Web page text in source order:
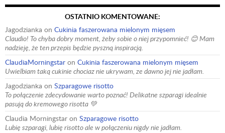
OSTATNIO KOMENTOWANE:
Jagodzianka on Cukinia faszerowana mielonym mięsem
Claudio! To chyba dobry moment, żeby sobie o niej przypomnieć! 😊 Mam
nadzieję, że ten przepis będzie pyszną inspiracją.
ClaudiaMorningstar on Cukinia faszerowana mielonym mięsem
Uwielbiam taką cukinie chociaz nie ukrywam, ze dawno jej nie jadłam.
Jagodzianka on Szparagowe risotto
To połączenie zdecydowanie warto poznać! Delikatne szparagi idealnie
pasują do kremowego risotta 💚
Claudia Morningstar on Szparagowe risotto
Lubię szparagi, lubię risotto ale w połączeniu nigdy nie jadłam.